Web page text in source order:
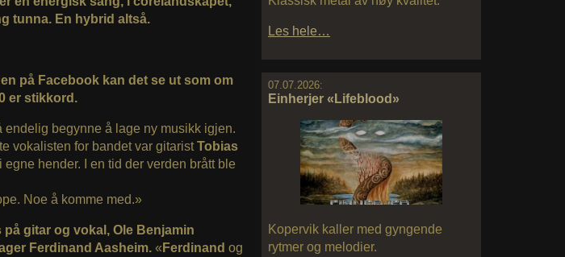
Les hele…
07.07.2026:
Einherjer «Lifeblood»
Kopervik kaller med gyngende
rytmer og melodier.
tunna. En hybrid altså.
på Facebook kan det se ut som om
er stikkord.
endelig begynne å lage ny musikk igjen.
vokalisten for bandet var gitaristTobias
egne hender. I en tid der verden brått ble
Noe å komme med.»
gitar og vokal, Ole Benjamin
Ferdinand Aasheim. « Ferdinand og